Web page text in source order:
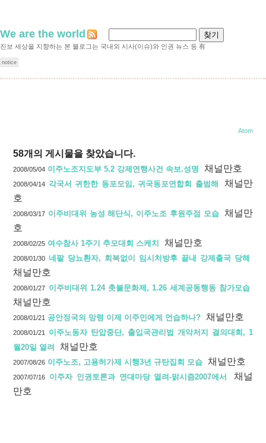
We are the world
진보 세상을 지향하는 본 블로그는 국내외 시사(이슈)와 인권 뉴스 등 有
notice
Atom
58개의 게시물을 찾았습니다.
2008/05/04 이주노조지도부 5.2 강제연행사건 속보.성명 채널만호
2008/04/14 각국서 귀한한 동포모임, 귀국동포연합회 출범해
채널만
호
2008/03/17 이주비대위 농성 해단식, 이주노조 후원주점 모습
채널만
호
2008/02/25 여수참사 1주기 추모대회 스케치 채널만호
2008/01/30 네팔 당뇨환자, 회복없이 임시처방후 끝내 강제출국 당해
채널만호
2008/01/27 이주비대위 1.24 촛불문화제, 1.26 세계공동행동 참가모습
채널만호
2008/01/21 공안정국의 망령 이제 이주민에게 언습하나? 채널만호
2008/01/21
이주노동자 탄압중단, 출입국관리법 개악저지 결의대회, 1
월20일 열려
채널만호
2007/08/26 이주노조, 고용허가제 시행3년 규탄집회 모습 채널만호
2007/07/16 이주자 인권토론과 연대마당 열려-맑시즘2007에서
채널
만호